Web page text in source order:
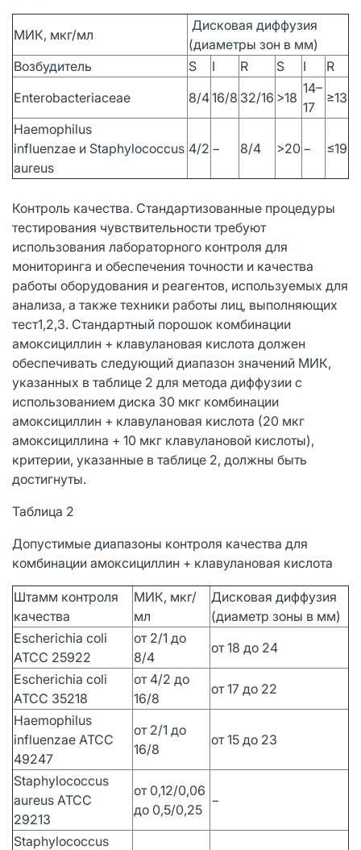
МИК, мкг/мл
Дисковая диффузия
(диаметры зон в мм)
Возбудитель
S I R S I
R
Enterobacteriaceae
8/416/8 32/16 >18
14–
17
≥13
Haemophilus
influenzae и Staphylococcus
aureus
4/2 − 8/4 >20 − ≤19
Контроль качества. Стандартизованные процедуры
тестирования чувствительности требуют
использования лабораторного контроля для
мониторинга и обеспечения точности и качества
работы оборудования и реагентов, используемых для
анализа, а также техники работы лиц, выполняющих
тест1,2,3. Стандартный порошок комбинации
амоксициллин + клавулановая кислота должен
обеспечивать следующий диапазон значений МИК,
указанных в таблице 2 для метода диффузии с
использованием диска 30 мкг комбинации
амоксициллин + клавулановая кислота (20 мкг
амоксициллина + 10 мкг клавулановой кислоты),
критерии, указанные в таблице 2, должны быть
достигнуты.
Таблица 2
Допустимые диапазоны контроля качества для
комбинации амоксициллин + клавулановая кислота
Штамм контроля
качества
МИК, мкг/
мл
Дисковая диффузия
(диаметр зоны в мм)
Escherichia coli
ATCC 25922
от 2/1 до
8/4
от 18 до 24
Escherichia coli
ATCC 35218
от 4/2 до
16/8
от 17 до 22
Haemophilus
influenzae ATCC
49247
от 2/1 до
16/8
от 15 до 23
Staphylococcus
aureus ATCC
29213
от 0,12/0,06
до 0,5/0,25
−
Staphylococcus